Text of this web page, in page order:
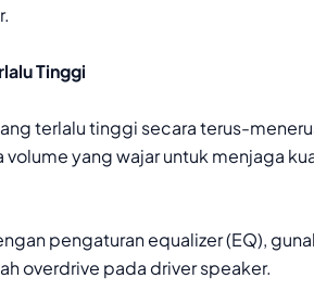
Tinggi
terlalu tinggi secara terus-
yang wajar untuk menjaga
pengaturan equalizer (EQ),
overdrive pada driver speaker.